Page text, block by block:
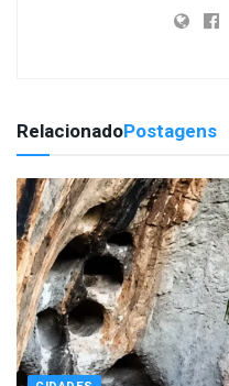
RelacionadoPostagens